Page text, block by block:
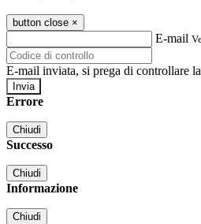
button close ×
E-mail
E-mail inviata, si prega di controllare
Errore
Chiudi
Successo
Chiudi
Informazione
Chiudi